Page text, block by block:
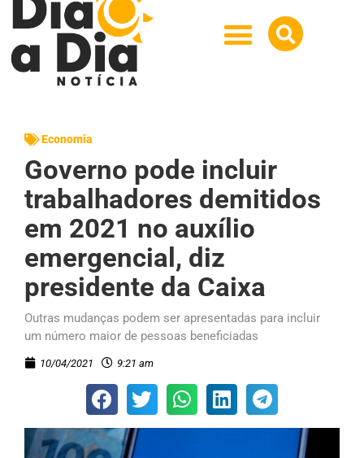
Economia
Governo pode incluir
trabalhadores demitidos
em 2021 no auxílio
emergencial, diz
presidente da Caixa
Outras mudanças podem ser apresentadas para incluir
um número maior de pessoas beneficiadas
10/04/2021 9:21 am